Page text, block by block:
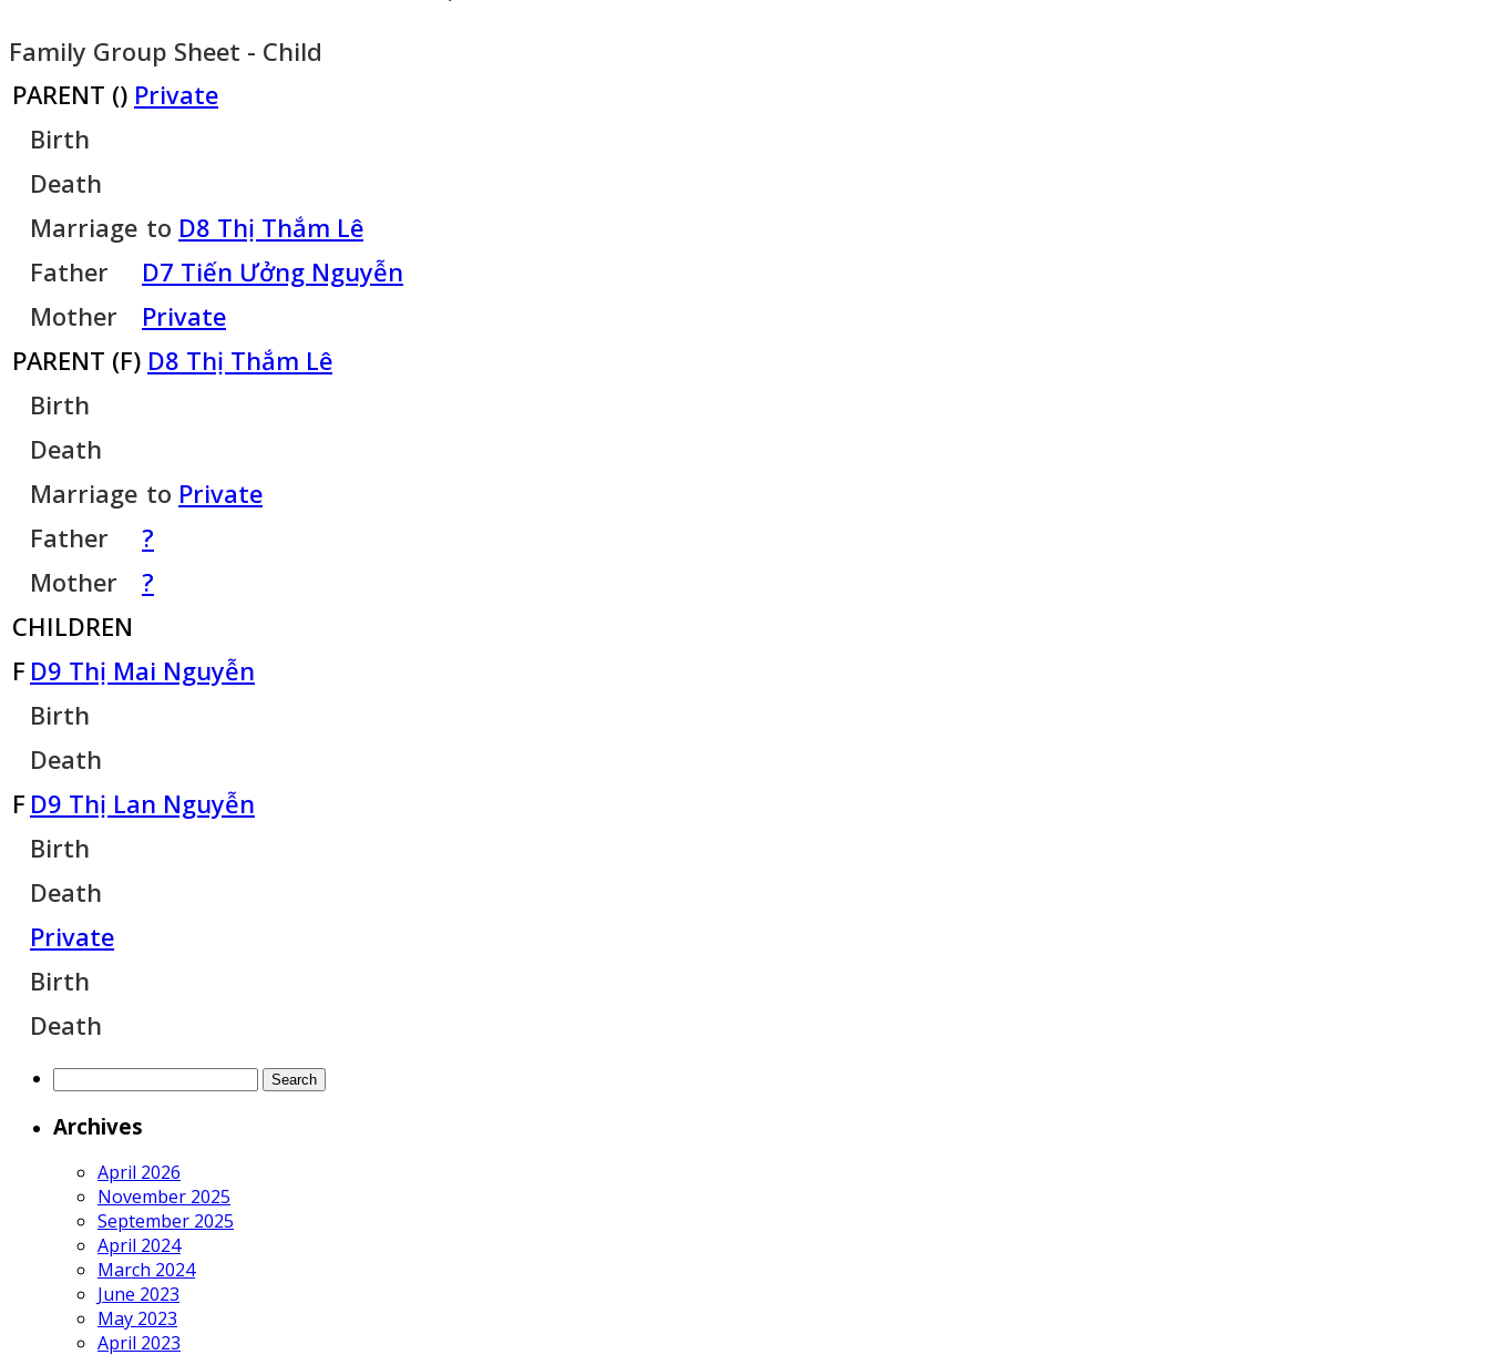
Family Group Sheet - Child
PARENT () Private
Birth
Death
Marriage to D8 Thị Thắm Lê
Father
D7 Tiến Ưởng Nguyễn
Mother
Private
PARENT (F) D8 Thị Thắm Lê
Birth
Death
Marriage to Private
Father
?
Mother
?
CHILDREN
F D9 Thị Mai Nguyễn
Birth
Death
F D9 Thị Lan Nguyễn
Birth
Death
Private
Birth
Death
Search
Archives
April 2026
November 2025
September 2025
April 2024
March 2024
June 2023
May 2023
April 2023